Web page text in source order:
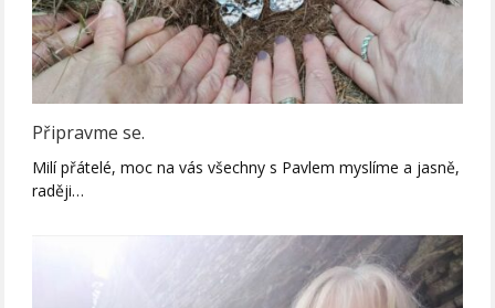
Připravme se.
Milí přátelé, moc na vás všechny s Pavlem myslíme a jasně,
raději…